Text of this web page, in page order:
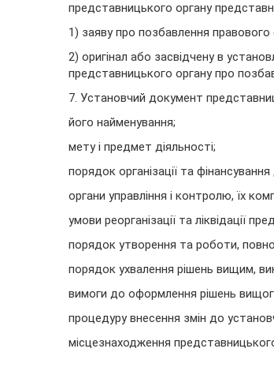
представницького органу
1) заяву про позбавлення правового
2) оригінал або засвідчену в
представницького органу про
7. Установчий документ
його найменування;
мету і предмет діяльності;
порядок організації та фінансування
органи управління і контролю, їх
умови реорганізації та ліквідації
порядок утворення та роботи,
порядок ухвалення рішень вищим,
вимоги до оформлення рішень
процедуру внесення змін до
місцезнаходження